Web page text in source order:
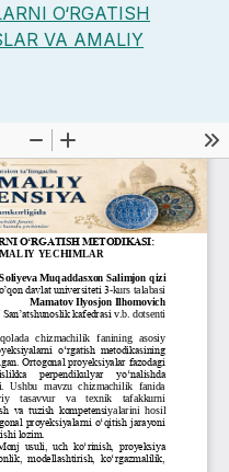
O‘RGATISH
VA AMALIY